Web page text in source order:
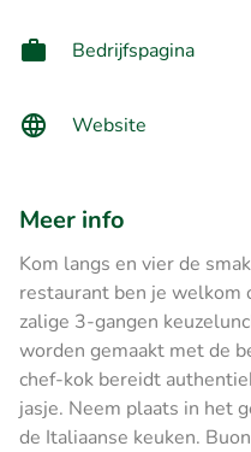
Bedrijfspagina
Website
Meer info
Kom langs en vier de
restaurant ben je welkom
zalige 3-gangen
worden gemaakt met de
chef-kok bereidt
jasje. Neem plaats in het
de Italiaanse keuken.